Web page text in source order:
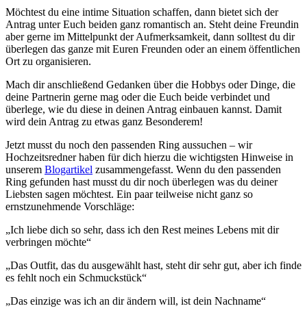
Möchtest du eine intime Situation schaffen, dann bietet sich der
Antrag unter Euch beiden ganz romantisch an. Steht deine Freundin
aber gerne im Mittelpunkt der Aufmerksamkeit, dann solltest du dir
überlegen das ganze mit Euren Freunden oder an einem öffentlichen
Ort zu organisieren.
Mach dir anschließend Gedanken über die Hobbys oder Dinge, die
deine Partnerin gerne mag oder die Euch beide verbindet und
überlege, wie du diese in deinen Antrag einbauen kannst. Damit
wird dein Antrag zu etwas ganz Besonderem!
Jetzt musst du noch den passenden Ring aussuchen – wir
Hochzeitsredner haben für dich hierzu die wichtigsten Hinweise in
unserem Blogartikel zusammengefasst. Wenn du den passenden
Ring gefunden hast musst du dir noch überlegen was du deiner
Liebsten sagen möchtest. Ein paar teilweise nicht ganz so
ernstzunehmende Vorschläge:
„Ich liebe dich so sehr, dass ich den Rest meines Lebens mit dir
verbringen möchte“
„Das Outfit, das du ausgewählt hast, steht dir sehr gut, aber ich finde
es fehlt noch ein Schmuckstück“
„Das einzige was ich an dir ändern will, ist dein Nachname“